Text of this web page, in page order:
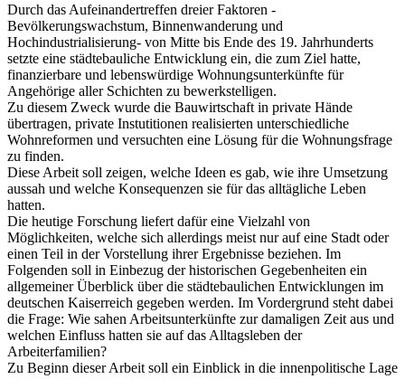
Durch das Aufeinandertreffen dreier Faktoren -
Bevölkerungswachstum, Binnenwanderung und
Hochindustrialisierung- von Mitte bis Ende des 19. Jahrhunderts
setzte eine städtebauliche Entwicklung ein, die zum Ziel hatte,
finanzierbare und lebenswürdige Wohnungsunterkünfte für
Angehörige aller Schichten zu bewerkstelligen.
Zu diesem Zweck wurde die Bauwirtschaft in private Hände
übertragen, private Instutitionen realisierten unterschiedliche
Wohnreformen und versuchten eine Lösung für die Wohnungsfrage
zu finden.
Diese Arbeit soll zeigen, welche Ideen es gab, wie ihre Umsetzung
aussah und welche Konsequenzen sie für das alltägliche Leben
hatten.
Die heutige Forschung liefert dafür eine Vielzahl von
Möglichkeiten, welche sich allerdings meist nur auf eine Stadt oder
einen Teil in der Vorstellung ihrer Ergebnisse beziehen. Im
Folgenden soll in Einbezug der historischen Gegebenheiten ein
allgemeiner Überblick über die städtebaulichen Entwicklungen im
deutschen Kaiserreich gegeben werden. Im Vordergrund steht dabei
die Frage: Wie sahen Arbeitsunterkünfte zur damaligen Zeit aus und
welchen Einfluss hatten sie auf das Alltagsleben der
Arbeiterfamilien?
Zu Beginn dieser Arbeit soll ein Einblick in die innenpolitische Lage